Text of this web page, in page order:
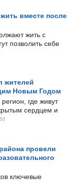
вместе после
жить с
позволить себе
жителей
Новым Годом
где живут
сердцем и
провели
ключевые